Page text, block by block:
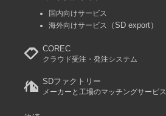
国内向けサービス
海外向けサービス
（SD export）
COREC
クラウド受注・発注システム
SDファクトリー
メーカーと工場のマッチングサービス